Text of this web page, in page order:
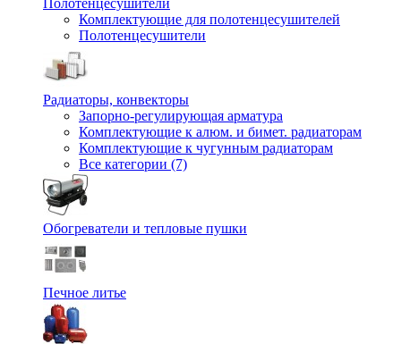
Комплектующие для полотенцесушителей
Полотенцесушители
Радиаторы, конвекторы
Запорно-регулирующая арматура
Комплектующие к алюм. и бимет. радиаторам
Комплектующие к чугунным радиаторам
Все категории (7)
Обогреватели и тепловые пушки
Печное литье